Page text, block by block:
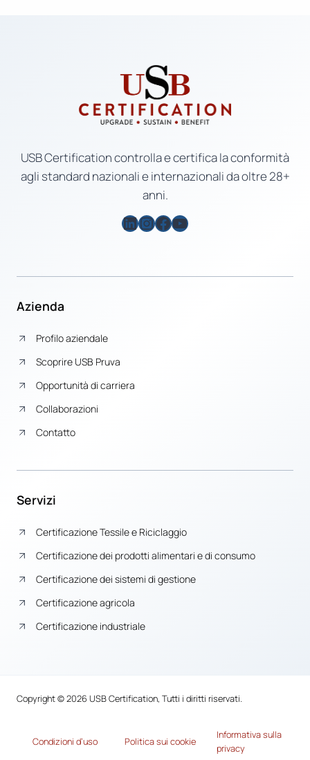
USB Certification controlla e certifica la conformità
agli standard nazionali e internazionali da oltre 28+
anni.
LinkedIn
Instagram
Facebook
YouTube
Azienda
Profilo aziendale
Scoprire USB Pruva
Opportunità di carriera
Collaborazioni
Contatto
Servizi
Certificazione Tessile e Riciclaggio
Certificazione dei prodotti alimentari e di consumo
Certificazione dei sistemi di gestione
Certificazione agricola
Certificazione industriale
Copyright © 2026 USB Certification, Tutti i diritti riservati.
Condizioni d’uso Politica sui cookie
Informativa sulla
privacy